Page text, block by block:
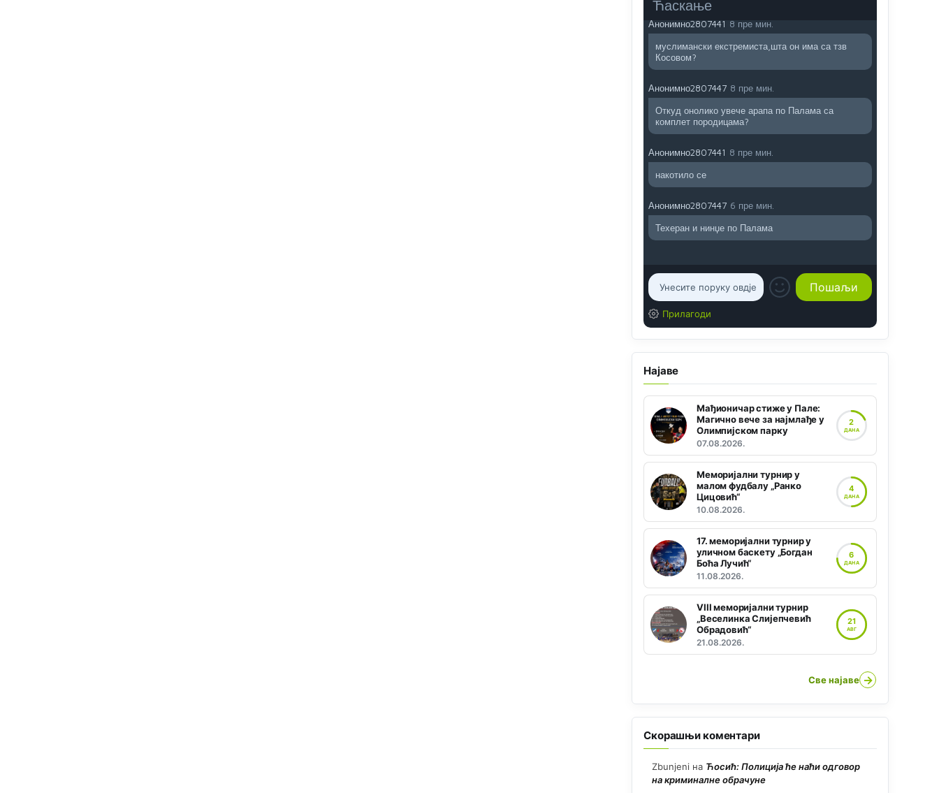
Ћаскање
Анонимно2807441 8 пре мин.
муслимански екстремиста,шта он има са тзв
Косовом?
Анонимно2807447 8 пре мин.
Откуд онолико увече арапа по Палама са
комплет породицама?
Анонимно2807441 8 пре мин.
накотило се
Анонимно2807447 6 пре мин.
Техеран и нинџе по Палама
Прилагоди
Најаве
Мађионичар стиже у Пале:
Магично вече за најмлађе у
Олимпијском парку
07.08.2026.
2
ДАНА
Меморијални турнир у
малом фудбалу „Ранко
Цицовић“
10.08.2026.
4
ДАНА
17. меморијални турнир у
уличном баскету „Богдан
Боћа Лучић“
11.08.2026.
6
ДАНА
VIII меморијални турнир
„Веселинка Слијепчевић
Обрадовић“
21.08.2026.
21
АВГ
Све најаве →
Скорашњи коментари
Zbunjeni на Ћосић: Полиција ће наћи одговор
на криминалне обрачуне